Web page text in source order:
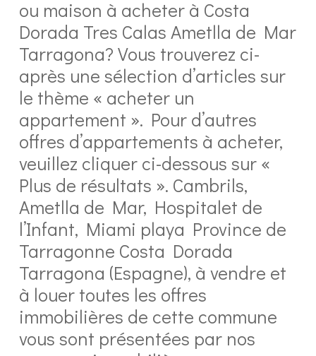
ou maison à acheter à Costa
Dorada Tres Calas Ametlla de Mar
Tarragona? Vous trouverez ci-
après une sélection d’articles sur
le thème « acheter un
appartement ». Pour d’autres
offres d’appartements à acheter,
veuillez cliquer ci-dessous sur «
Plus de résultats ». Cambrils,
Ametlla de Mar, Hospitalet de
l’Infant, Miami playa Province de
Tarragonne Costa Dorada
Tarragona (Espagne), à vendre et
à louer toutes les offres
immobilières de cette commune
vous sont présentées par nos